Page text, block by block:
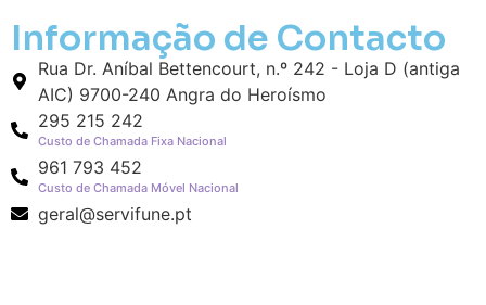
Informação de Contacto
Rua Dr. Aníbal Bettencourt, n.º 242 - Loja D (antiga
AIC) 9700-240 Angra do Heroísmo
295 215 242
Custo de Chamada Fixa Nacional
961 793 452
Custo de Chamada Móvel Nacional
geral@servifune.pt
Envie Flores
Manuel Adelino Leal de Sousa
Neste Formulário, você paga de imediato
com Paypal
O que deseja enviar?
Ramo de Flores
Palma